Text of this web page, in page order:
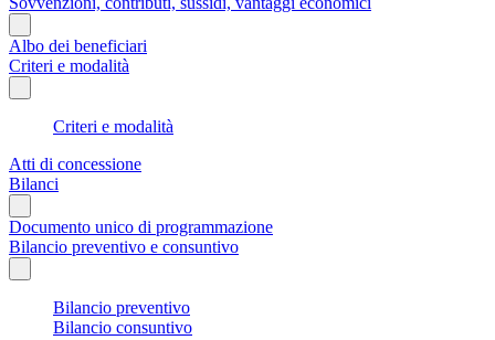
Albo dei beneficiari
Criteri e modalità
Criteri e modalità
Atti di concessione
Bilanci
Documento unico di programmazione
Bilancio preventivo e consuntivo
Bilancio preventivo
Bilancio consuntivo